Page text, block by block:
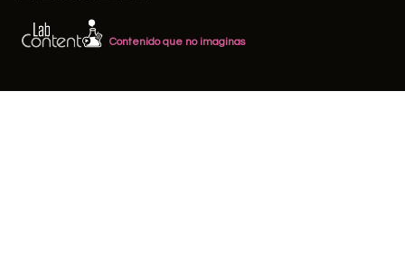
Contenido que no imaginas